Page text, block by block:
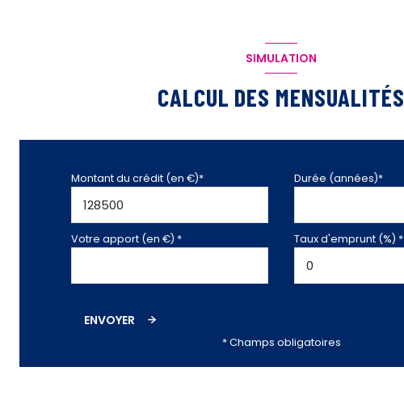
SIMULATION
CALCUL DES MENSUALITÉS
Montant du crédit (en €)* Durée (années)*
Votre apport (en €) * Taux d'emprunt (%) *
ENVOYER
* Champs obligatoires